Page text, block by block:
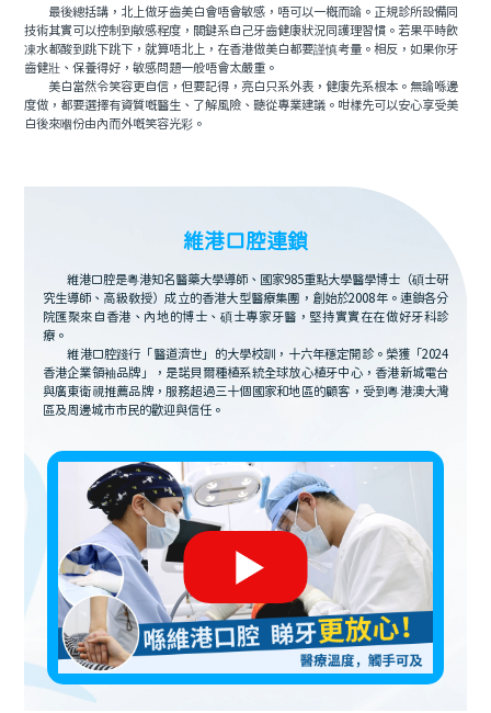
最後總括講，北上做牙齒美白會唔會敏感，唔可以一概而論。正規診所設備同
技術其實可以控制到敏感程度，關鍵系自己牙齒健康狀況同護理習慣。若果平時飲
凍水都酸到跳下跳下，就算唔北上，在香港做美白都要謹慎考量。相反，如果你牙
齒健壯、保養得好，敏感問題一般唔會太嚴重。
美白當然令笑容更自信，但要記得，亮白只系外表，健康先系根本。無論喺邊
度做，都要選擇有資質嘅醫生、了解風險、聽從專業建議。咁樣先可以安心享受美
白後來嗰份由內而外嘅笑容光彩。
維港口腔連鎖
維港口腔是粵港知名醫藥大學導師、國家985重點大學醫學博士（碩士研
究生導師、高級教授）成立的香港大型醫療集團，創始於2008年。連鎖各分
院匯聚來自香港、內地的博士、碩士專家牙醫，堅持實實在在做好牙科診
療。
維港口腔踐行「醫道濟世」的大學校訓，十六年穩定開診。榮獲「2024
香港企業領袖品牌」，是諾貝爾種植系統全球放心植牙中心，香港新城電台
與廣東衛視推薦品牌，服務超過三十個國家和地區的顧客，受到粵港澳大灣
區及周邊城市市民的歡迎與信任。